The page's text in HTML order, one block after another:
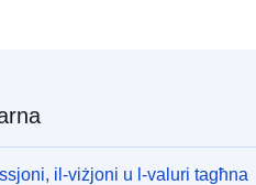
il-viżjoni u l-valuri tagħna